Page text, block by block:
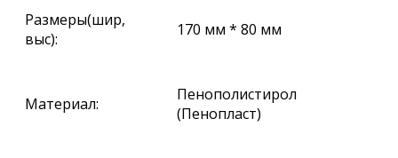
Размеры(шир,
выс):
170 мм * 80 мм
Материал:
Пенополистирол
(Пенопласт)